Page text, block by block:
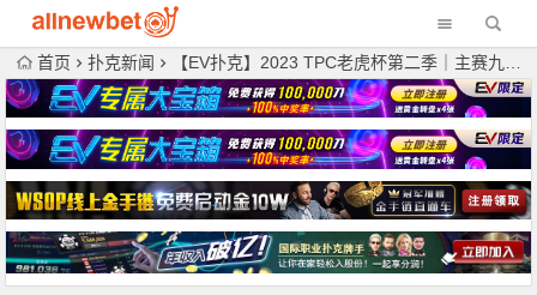
首页 扑克新闻 【EV扑克】2023 TPC老虎杯第二季｜主赛九人FT诞生，张弛773.5万记分牌领跑决赛桌